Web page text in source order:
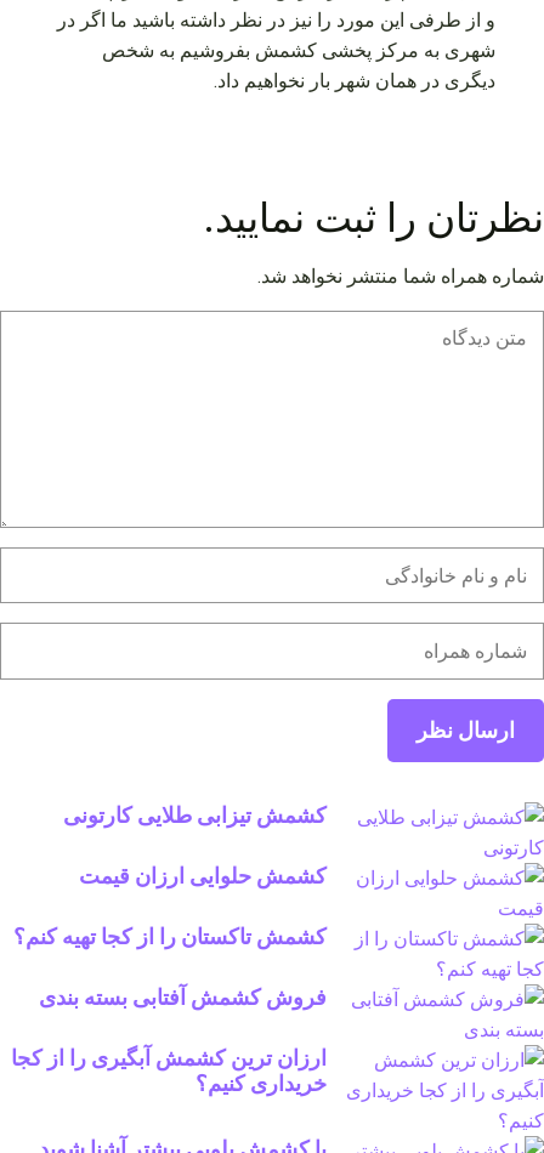
و از طرفی این مورد را نیز در نظر داشته باشید ما اگر در
شهری به مرکز پخشی کشمش بفروشیم به شخص
دیگری در همان شهر بار نخواهیم داد.
نظرتان را ثبت نمایید.
شماره همراه شما منتشر نخواهد شد.
کشمش تیزابی طلایی کارتونی
کشمش حلوایی ارزان قیمت
کشمش تاکستان را از کجا تهیه کنم؟
فروش کشمش آفتابی بسته بندی
ارزان ترین کشمش آبگیری را از کجا
خریداری کنیم؟